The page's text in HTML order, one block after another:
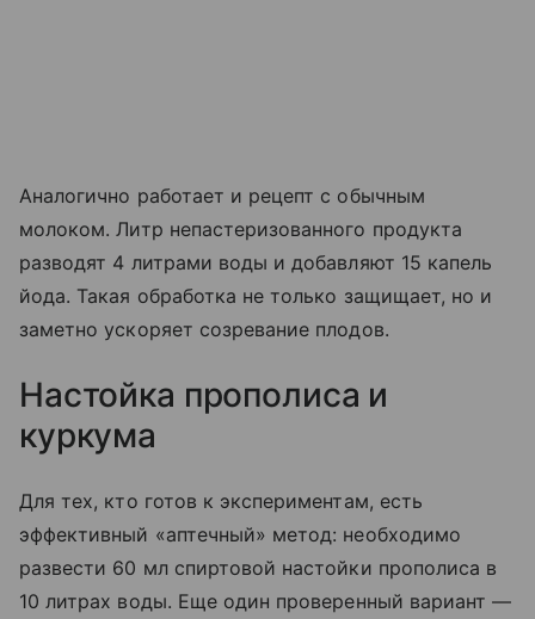
Аналогично работает и рецепт с обычным
молоком. Литр непастеризованного продукта
разводят 4 литрами воды и добавляют 15 капель
йода. Такая обработка не только защищает, но и
заметно ускоряет созревание плодов.
Настойка прополиса и
куркума
Для тех, кто готов к экспериментам, есть
эффективный «аптечный» метод: необходимо
развести 60 мл спиртовой настойки прополиса в
10 литрах воды. Еще один проверенный вариант —